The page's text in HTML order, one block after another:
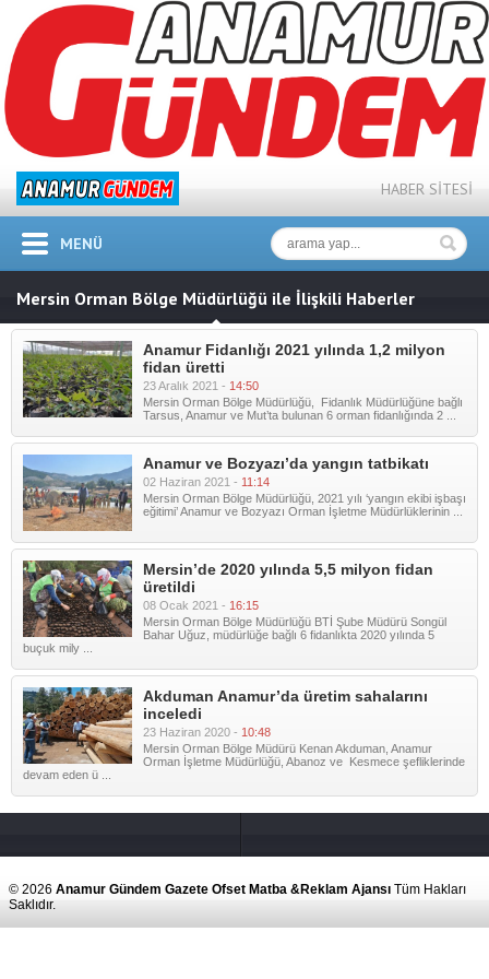
HABER SİTESİ
MENÜ
Mersin Orman Bölge Müdürlüğü ile İlişkili Haberler
Anamur Fidanlığı 2021 yılında 1,2 milyon
fidan üretti
23 Aralık 2021 - 14:50
Mersin Orman Bölge Müdürlüğü, Fidanlık Müdürlüğüne bağlı
Tarsus, Anamur ve Mut’ta bulunan 6 orman fidanlığında 2 ...
Anamur ve Bozyazı’da yangın tatbikatı
02 Haziran 2021 - 11:14
Mersin Orman Bölge Müdürlüğü, 2021 yılı ‘yangın ekibi işbaşı
eğitimi’ Anamur ve Bozyazı Orman İşletme Müdürlüklerinin ...
Mersin’de 2020 yılında 5,5 milyon fidan
üretildi
08 Ocak 2021 - 16:15
Mersin Orman Bölge Müdürlüğü BTİ Şube Müdürü Songül
Bahar Uğuz, müdürlüğe bağlı 6 fidanlıkta 2020 yılında 5
buçuk mily ...
Akduman Anamur’da üretim sahalarını
inceledi
23 Haziran 2020 - 10:48
Mersin Orman Bölge Müdürü Kenan Akduman, Anamur
Orman İşletme Müdürlüğü, Abanoz ve Kesmece şefliklerinde
devam eden ü ...
© 2026 Anamur Gündem Gazete Ofset Matba &Reklam Ajansı Tüm Hakları
Saklıdır.